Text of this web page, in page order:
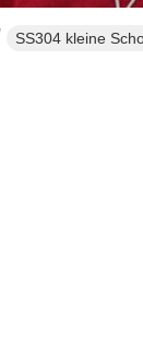
SS304 kleine